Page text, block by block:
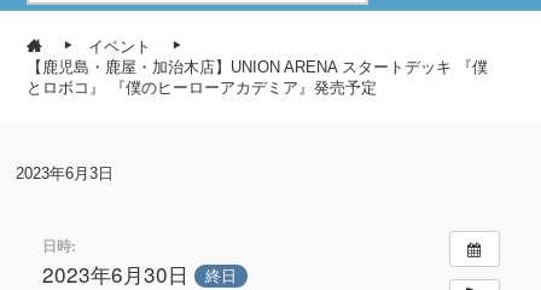
イベント
【鹿児島・鹿屋・加治木店】UNION ARENA スタートデッキ 『僕
とロボコ』 『僕のヒーローアカデミア』発売予定
2023年6月3日
日時:
2023年6月30日 終日